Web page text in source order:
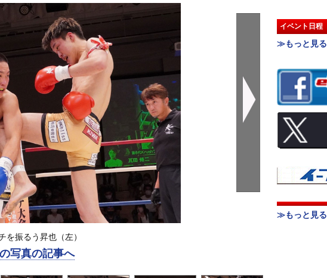
を振るう昇也（左）
写真の記事へ
イベント日程
≫もっと見る
≫もっと見る